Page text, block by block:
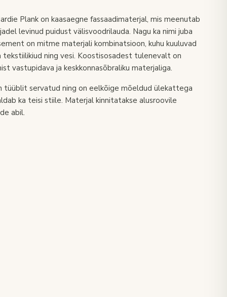
Plank on kaasaegne fassaadimaterjal, mis meenutab
levinud puidust välisvoodrilauda. Nagu ka nimi juba
on mitme materjali kombinatsioon, kuhu kuuluvad
ning vesi. Koostisosadest tulenevalt on
vastupidava ja keskkonnasõbraliku materjaliga.
tüüblit servatud ning on eelkõige mõeldud ülekattega
ka teisi stiile. Materjal kinnitatakse alusroovile
abil.